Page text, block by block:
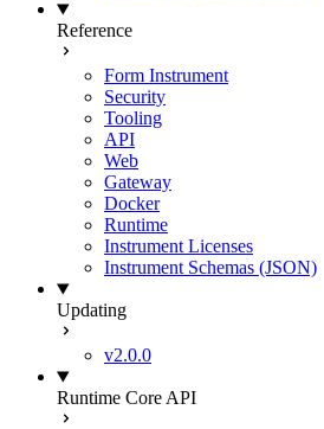
Reference
Form Instrument
Security
Tooling
API
Web
Gateway
Docker
Runtime
Instrument Licenses
Instrument Schemas (JSON)
Updating
v2.0.0
Runtime Core API